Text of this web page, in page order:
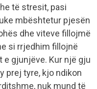
të stresit, pasi
mbështetur pjesën
dhe viteve fillojmë
si rrjedhim fillojnë
gjunjëve. Kur një gju
prej tyre, kjo ndikon
nuk mund të